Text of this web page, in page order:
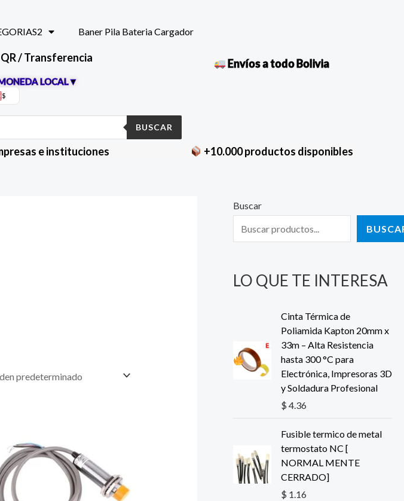
Baner Pila Bateria Cargador
/ Transferencia Envíos a todo Bolivia
LOCAL▼
$
BUSCAR
e instituciones +10.000 productos disponibles
Buscar
LO QUE TE INTERESA
Cinta Térmica de
Poliamida Kapton 20mm x
33m – Alta Resistencia
hasta 300 °C para
Electrónica, Impresoras 3D
y Soldadura Profesional
$ 4.36
Fusible termico de metal
termostato NC [
NORMAL MENTE
CERRADO]
$ 1.16